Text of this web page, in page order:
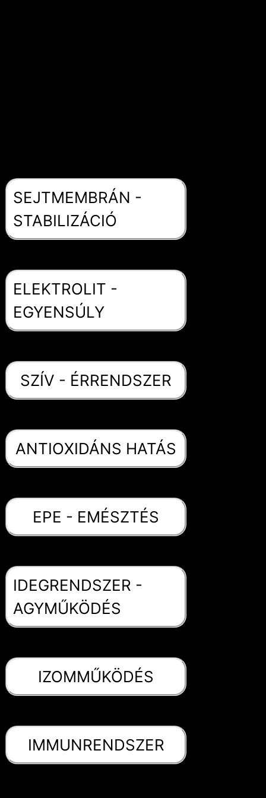
SEJTMEMBRÁN -
STABILIZÁCIÓ
ELEKTROLIT -
EGYENSÚLY
SZÍV - ÉRRENDSZER
ANTIOXIDÁNS HATÁS
EPE - EMÉSZTÉS
IDEGRENDSZER -
AGYMŰKÖDÉS
IZOMMŰKÖDÉS
IMMUNRENDSZER